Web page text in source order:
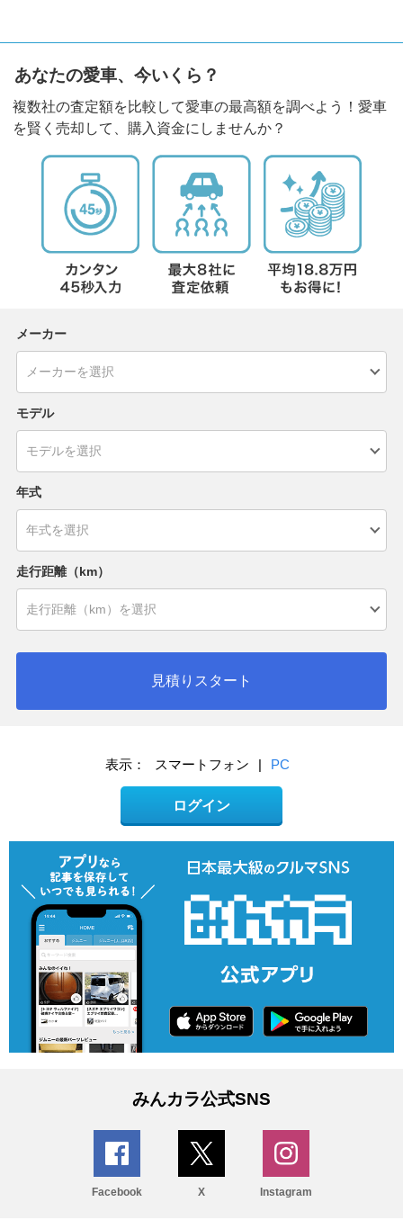
あなたの愛車、今いくら？
複数社の査定額を比較して愛車の最高額を調べよう！愛車
を賢く売却して、購入資金にしませんか？
メーカー
モデル
年式
走行距離（km）
見積りスタート
表示： スマートフォン | PC
ログイン
みんカラ公式SNS
Facebook X Instagram